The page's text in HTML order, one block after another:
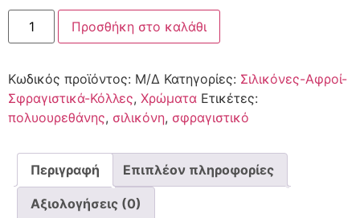
Προσθήκη στο καλάθι
Κωδικός προϊόντος: Μ/Δ Κατηγορίες: Σιλικόνες-Αφροί-
Σφραγιστικά-Κόλλες, Χρώματα Ετικέτες:
πολυουρεθάνης, σιλικόνη, σφραγιστικό
Περιγραφή Επιπλέον πληροφορίες
Αξιολογήσεις (0)